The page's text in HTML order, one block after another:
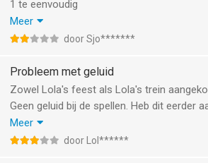
1 te eenvoudig
2 moeilijkheids niveau's 1, 2 en 3 bijna
3 snel level 3 uitgespeeld en dan houd t op
Jammer.
Alleen voor eerste 6 maand van groep 3.
Meer
door Sjo*******
Probleem met geluid
Zowel Lola's feest als Lola's trein
Geen geluid bij de spellen. Heb dit eerder
was even opgelost, doch nu weer
prettig voor kinderen die nog niet kunnen
Meer
door Lol******